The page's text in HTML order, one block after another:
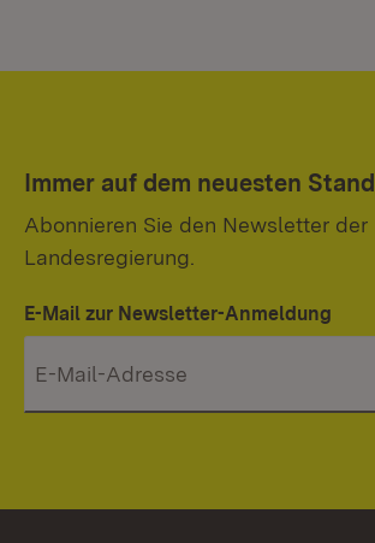
Immer auf dem neuesten Stand
Abonnieren Sie den Newsletter der
Landesregierung.
E-Mail zur Newsletter-Anmeldung